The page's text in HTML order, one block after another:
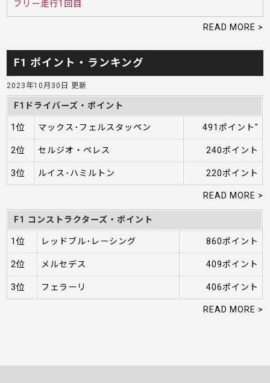
フリー走行1回目
READ MORE >
F1 ポイント・ランキング
2023年10月30日 更新
F1ドライバーズ・ポイント
1位 マックス･フェルスタッペン 491ポイント"
2位 セルジオ・ペレス 240ポイント
3位 ルイス･ハミルトン 220ポイント
READ MORE >
F1 コンストラクターズ・ポイント
1位 レッドブル･レーシング 860ポイント
2位 メルセデス 409ポイント
3位 フェラーリ 406ポイント
READ MORE >